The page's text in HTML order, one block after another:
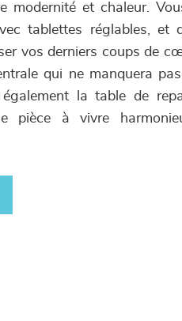
modernité et chaleur.
tablettes réglables, et
vos derniers coups de
qui ne manquera
la table de
pièce à vivre